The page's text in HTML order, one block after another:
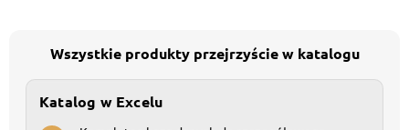
Wszystkie produkty przejrzyście w katalogu
Katalog w Excelu